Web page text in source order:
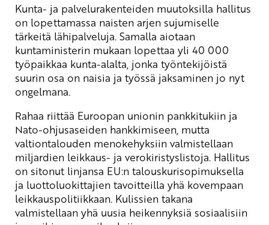
Kunta- ja palvelurakenteiden muutoksilla hallitus
on lopettamassa naisten arjen sujumiselle
tärkeitä lähipalveluja. Samalla aiotaan
kuntaministerin mukaan lopettaa yli 40 000
työpaikkaa kunta-alalta, jonka työntekijöistä
suurin osa on naisia ja työssä jaksaminen jo nyt
ongelmana.
Rahaa riittää Euroopan unionin pankkitukiin ja
Nato-ohjusaseiden hankkimiseen, mutta
valtiontalouden menokehyksiin valmistellaan
miljardien leikkaus- ja verokiristyslistoja. Hallitus
on sitonut linjansa EU:n talouskurisopimuksella
ja luottoluokittajien tavoitteilla yhä kovempaan
leikkauspolitiikkaan. Kulissien takana
valmistellaan yhä uusia heikennyksiä sosiaalisiin